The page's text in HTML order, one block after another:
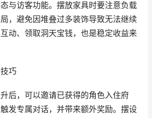
与访客功能。摆放家具时要注意负载
，避免因堆叠过多装饰导致无法继续
动、领取洞天宝钱，也是稳定收益来
巧
后，可以邀请已获得的角色入住府
发专属对话，并带来额外奖励。摆设